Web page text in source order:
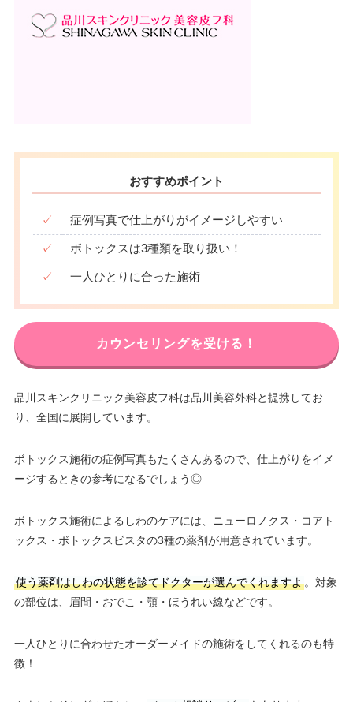
おすすめポイント
✓ 症例写真で仕上がりがイメージしやすい
✓ ボトックスは3種類を取り扱い！
✓ 一人ひとりに合った施術
カウンセリングを受ける！
品川スキンクリニック美容皮フ科は品川美容外科と提携してお
り、全国に展開しています。
ボトックス施術の症例写真もたくさんあるので、仕上がりをイメ
ージするときの参考になるでしょう◎
ボトックス施術によるしわのケアには、ニューロノクス・コアト
ックス・ボトックスビスタの3種の薬剤が用意されています。
使う薬剤はしわの状態を診てドクターが選んでくれますよ。対象
の部位は、眉間・おでこ・顎・ほうれい線などです。
一人ひとりに合わせたオーダーメイドの施術をしてくれるのも特
徴！